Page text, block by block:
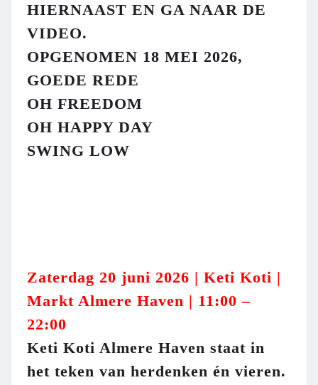
HIERNAAST EN GA NAAR DE
VIDEO.
OPGENOMEN 18 MEI 2026,
GOEDE REDE
OH FREEDOM
OH HAPPY DAY
SWING LOW
Zaterdag 20 juni 2026 | Keti Koti |
Markt Almere Haven | 11:00 –
22:00
Keti Koti Almere Haven staat in
het teken van herdenken én vieren.